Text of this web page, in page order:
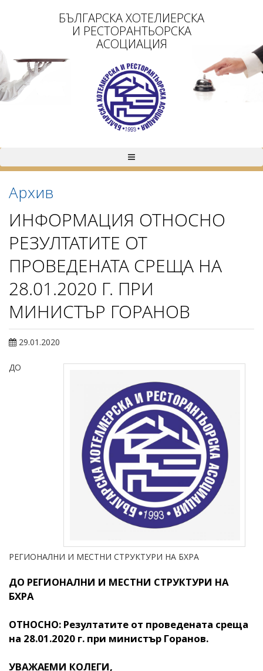
БЪЛГАРСКА ХОТЕЛИЕРСКА
И РЕСТОРАНТЬОРСКА
АСОЦИАЦИЯ
Архив
ИНФОРМАЦИЯ ОТНОСНО
РЕЗУЛТАТИТЕ ОТ
ПРОВЕДЕНАТА СРЕЩА НА
28.01.2020 Г. ПРИ
МИНИСТЪР ГОРАНОВ
29.01.2020
ДО
РЕГИОНАЛНИ И МЕСТНИ СТРУКТУРИ НА БХРА
ДО РЕГИОНАЛНИ И МЕСТНИ СТРУКТУРИ НА
БХРА
ОТНОСНО: Резултатите от проведената среща
на 28.01.2020 г. при министър Горанов.
УВАЖАЕМИ КОЛЕГИ,